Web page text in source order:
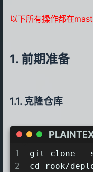
以下所有操作都在
前期准备
克隆仓库
1
2
git clone --
cd rook/